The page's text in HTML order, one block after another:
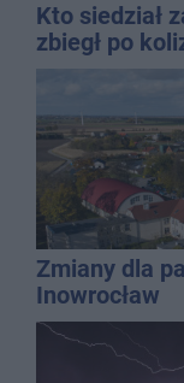
Kto siedział
zbiegł po
Zmiany dla
Inowrocław